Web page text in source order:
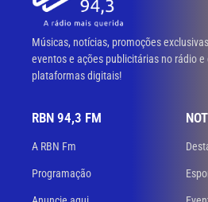
Músicas, notícias, promoções
eventos e ações publicitárias no rádio
plataformas digitais!
RBN 94,3 FM
A RBN Fm
Programação